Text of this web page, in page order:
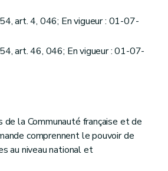
art. 4, 046; En vigueur : 01-07-
art. 46, 046; En vigueur : 01-07-
de la Communauté française et de
comprennent le pouvoir de
au niveau national et